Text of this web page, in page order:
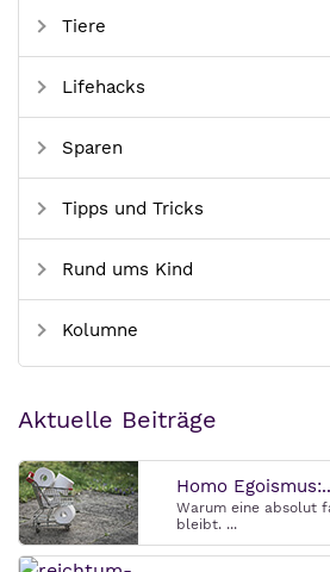
Tiere
Lifehacks
Sparen
Tipps und Tricks
Rund ums Kind
Kolumne
Aktuelle Beiträge
Homo
Warum eine absolut
bleibt. ...